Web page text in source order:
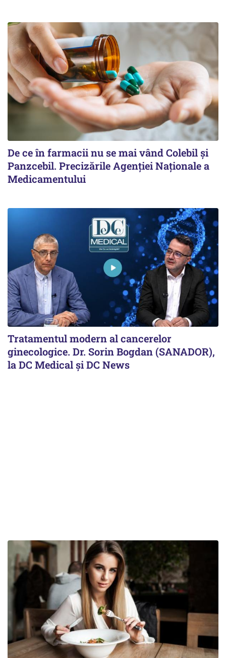
De ce în farmacii nu se mai vând Colebil și
Panzcebil. Precizările Agenției Naționale a
Medicamentului
Tratamentul modern al cancerelor
ginecologice. Dr. Sorin Bogdan (SANADOR),
la DC Medical și DC News